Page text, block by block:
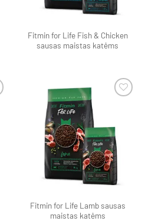
Fitmin for Life Fish & Chicken
sausas maistas katėms
Pamėgti
produktą
Fitmin for Life Lamb sausas
maistas katėms